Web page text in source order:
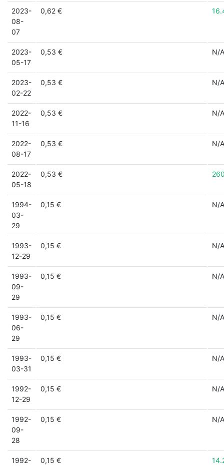
2023-
08-
07
0,62 €
2023-
05-17
0,53 € N/A
2023-
02-22
0,53 € N/A
2022-
11-16
0,53 € N/A
2022-
08-17
0,53 € N/A
2022-
05-18
0,53 €
1994-
03-
29
0,15 € N/A
1993-
12-29
0,15 € N/A
1993-
09-
29
0,15 € N/A
1993-
06-
29
0,15 € N/A
1993-
03-31
0,15 € N/A
1992-
12-29
0,15 € N/A
1992-
09-
28
0,15 € N/A
1992-
0,15 €